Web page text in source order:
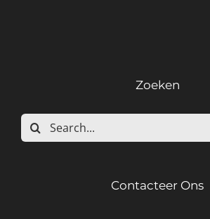
Zoeken
Search
for:
Contacteer Ons